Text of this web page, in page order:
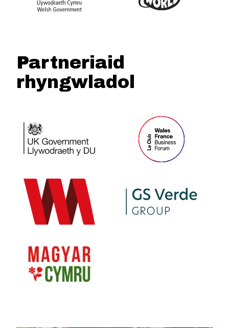
Partneriaid
rhyngwladol